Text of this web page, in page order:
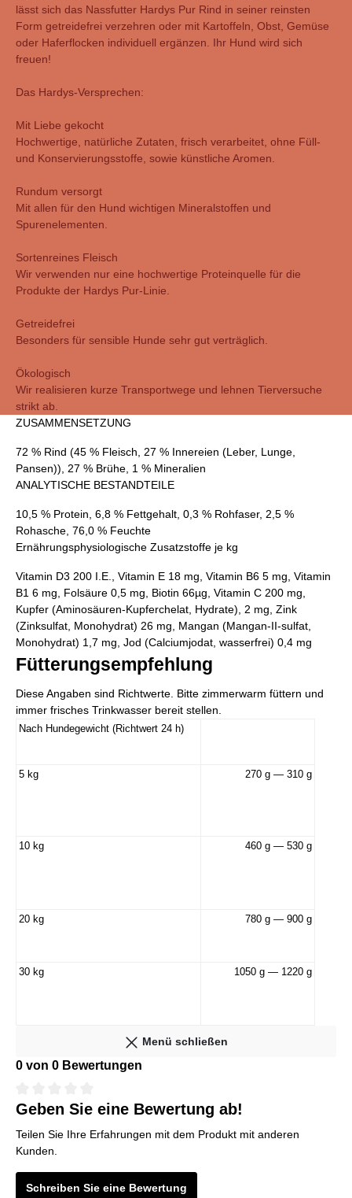
lässt sich das Nassfutter Hardys Pur Rind in seiner reinsten
Form getreidefrei verzehren oder mit Kartoffeln, Obst, Gemüse
oder Haferflocken individuell ergänzen. Ihr Hund wird sich
freuen!
Das Hardys-Versprechen:
Mit Liebe gekocht
Hochwertige, natürliche Zutaten, frisch verarbeitet, ohne Füll-
und Konservierungsstoffe, sowie künstliche Aromen.
Rundum versorgt
Mit allen für den Hund wichtigen Mineralstoffen und
Spurenelementen.
Sortenreines Fleisch
Wir verwenden nur eine hochwertige Proteinquelle für die
Produkte der Hardys Pur-Linie.
Getreidefrei
Besonders für sensible Hunde sehr gut verträglich.
Ökologisch
Wir realisieren kurze Transportwege und lehnen Tierversuche
strikt ab.
ZUSAMMENSETZUNG
72 % Rind (45 % Fleisch, 27 % Innereien (Leber, Lunge,
Pansen)), 27 % Brühe, 1 % Mineralien
ANALYTISCHE BESTANDTEILE
10,5 % Protein, 6,8 % Fettgehalt, 0,3 % Rohfaser, 2,5 %
Rohasche, 76,0 % Feuchte
Ernährungsphysiologische Zusatzstoffe je kg
Vitamin D3 200 I.E., Vitamin E 18 mg, Vitamin B6 5 mg, Vitamin
B1 6 mg, Folsäure 0,5 mg, Biotin 66µg, Vitamin C 200 mg,
Kupfer (Aminosäuren-Kupferchelat, Hydrate), 2 mg, Zink
(Zinksulfat, Monohydrat) 26 mg, Mangan (Mangan-II-sulfat,
Monohydrat) 1,7 mg, Jod (Calciumjodat, wasserfrei) 0,4 mg
Fütterungsempfehlung
Diese Angaben sind Richtwerte. Bitte zimmerwarm füttern und
immer frisches Trinkwasser bereit stellen.
Nach Hundegewicht (Richtwert 24 h)
5 kg 270 g — 310 g
10 kg 460 g — 530 g
20 kg 780 g — 900 g
30 kg 1050 g — 1220 g
Menü schließen
0 von 0 Bewertungen
Geben Sie eine Bewertung ab!
Teilen Sie Ihre Erfahrungen mit dem Produkt mit anderen
Kunden.
Schreiben Sie eine Bewertung